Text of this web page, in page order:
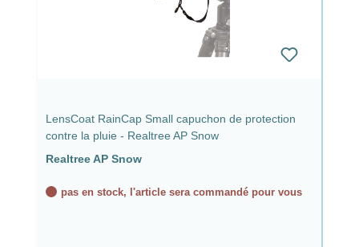
LensCoat RainCap Small capuchon de protection
contre la pluie - Realtree AP Snow
Realtree AP Snow
pas en stock, l'article sera commandé pour vous